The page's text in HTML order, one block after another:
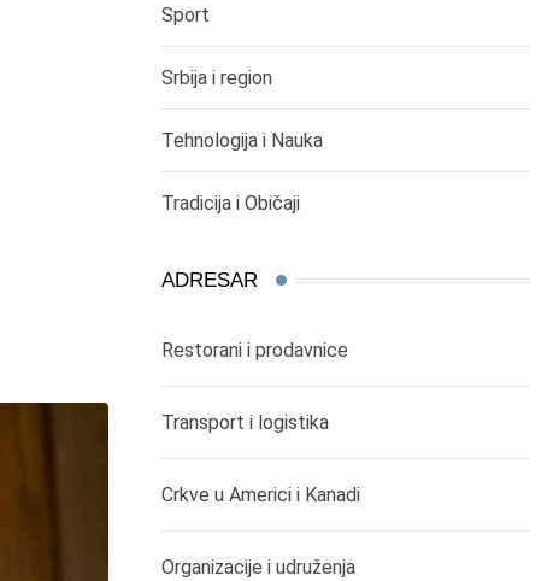
Sport
Srbija i region
Tehnologija i Nauka
Tradicija i Običaji
ADRESAR
Restorani i prodavnice
Transport i logistika
Crkve u Americi i Kanadi
Organizacije i udruženja